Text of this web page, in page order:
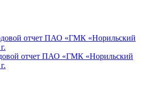
отчет ПАО «ГМК «Норильский
отчет ПАО «ГМК «Норильский